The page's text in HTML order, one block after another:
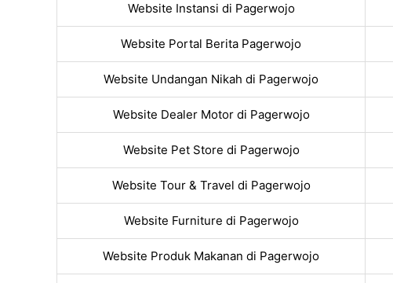
Website Instansi di Pagerwojo
Website Portal Berita Pagerwojo
Website Undangan Nikah di Pagerwojo
Website Dealer Motor di Pagerwojo
Website Pet Store di Pagerwojo
Website Tour & Travel di Pagerwojo
Website Furniture di Pagerwojo
Website Produk Makanan di Pagerwojo